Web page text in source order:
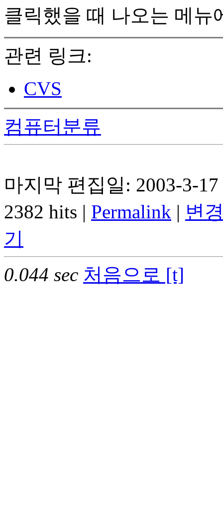
클릭했을 때 나오는 메뉴
관련 링크:
CVS
컴퓨터분류
마지막 편집일: 2003-3-
2382 hits | Permalink | 변
기
0.044 sec 처음으로 [t]